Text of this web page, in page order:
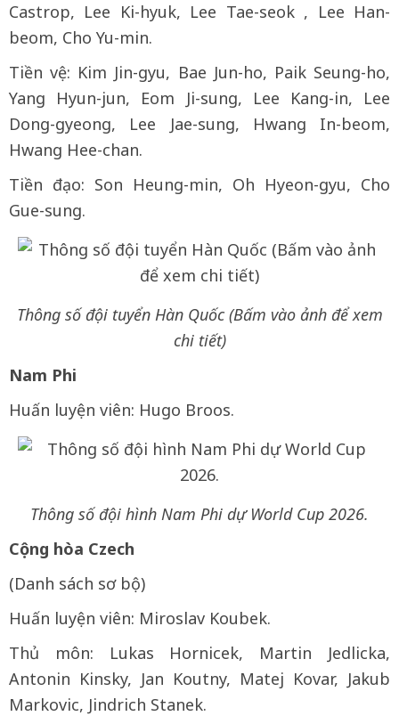
Castrop, Lee Ki-hyuk, Lee Tae-seok , Lee Han-
beom, Cho Yu-min.
Tiền vệ: Kim Jin-gyu, Bae Jun-ho, Paik Seung-ho,
Yang Hyun-jun, Eom Ji-sung, Lee Kang-in, Lee
Dong-gyeong, Lee Jae-sung, Hwang In-beom,
Hwang Hee-chan.
Tiền đạo: Son Heung-min, Oh Hyeon-gyu, Cho
Gue-sung.
Thông số đội tuyển Hàn Quốc (Bấm vào ảnh để xem
chi tiết)
Nam Phi
Huấn luyện viên: Hugo Broos.
Thông số đội hình Nam Phi dự World Cup 2026.
Cộng hòa Czech
(Danh sách sơ bộ)
Huấn luyện viên: Miroslav Koubek.
Thủ môn: Lukas Hornicek, Martin Jedlicka,
Antonin Kinsky, Jan Koutny, Matej Kovar, Jakub
Markovic, Jindrich Stanek.